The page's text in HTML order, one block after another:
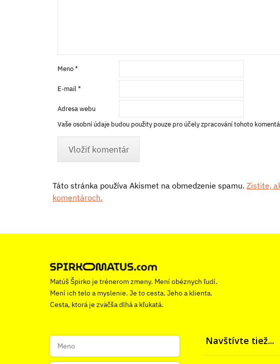
Meno*
E-mail*
Adresa webu
Vaše osobní údaje budou použity pouze pro účely zpracování tohoto
Táto stránka používa Akismet na obmedzenie spamu.Zistite,
komentároch.
Matúš Špirko je trénerom zmeny. Mení obéznych ľudí.
Mení ich telo a myslenie. Je to cesta. Jeho a klienta.
Cesta, ktorá je zväčša dlhá a kľukatá.
Navštívte tiež...